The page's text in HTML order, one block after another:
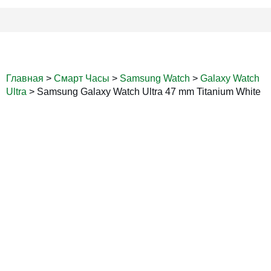
Главная > Смарт Часы > Samsung Watch > Galaxy Watch
Ultra > Samsung Galaxy Watch Ultra 47 mm Titanium White